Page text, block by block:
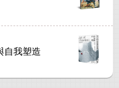
自我塑造